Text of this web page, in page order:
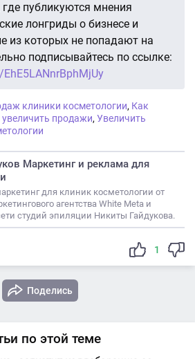
публикуются мнения
лонгриды о бизнесе и
из которых не попадают на
подписывайтесь по ссылке:
клиники косметологии, Как
продажи, Увеличить
Маркетинг и реклама для
для клиник косметологии от
агентства White Meta и
студий эпиляции Никиты Гайдукова.
1
Поделись
по этой теме